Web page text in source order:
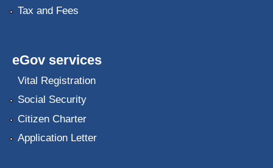
Tax and Fees
eGov services
Vital Registration
Social Security
Citizen Charter
Application Letter